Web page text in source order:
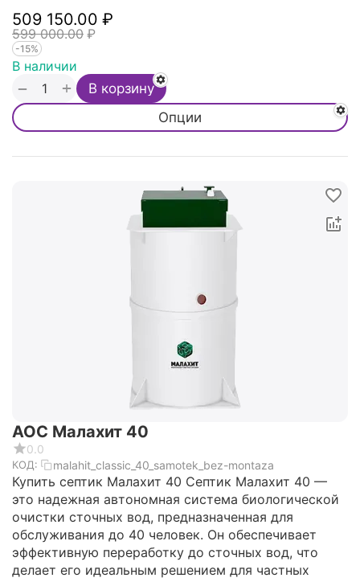
509 150.00 ₽
599 000.00 ₽
-15%
Опции
В наличии
+
− В корзину
АОС Малахит 40
0.0
КОД: malahit_classic_40_samotek_bez-montaza
Купить септик Малахит 40 Септик Малахит 40 —
это надежная автономная система биологической
очистки сточных вод, предназначенная для
обслуживания до 40 человек. Он обеспечивает
эффективную переработку до сточных вод, что
делает его идеальным решением для частных